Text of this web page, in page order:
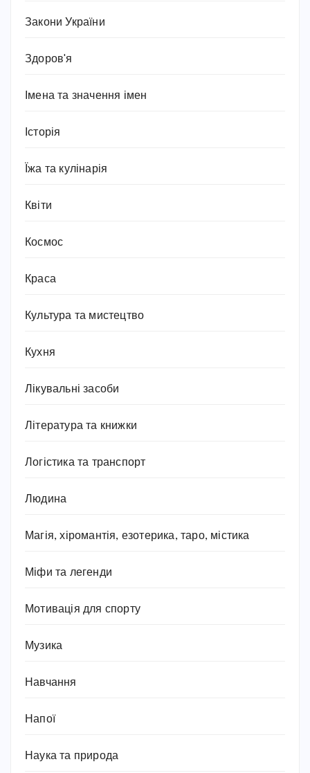
Закони України
Здоров'я
Імена та значення імен
Історія
Їжа та кулінарія
Квіти
Космос
Краса
Культура та мистецтво
Кухня
Лікувальні засоби
Література та книжки
Логістика та транспорт
Людина
Магія, хіромантія, езотерика, таро, містика
Міфи та легенди
Мотивація для спорту
Музика
Навчання
Напої
Наука та природа